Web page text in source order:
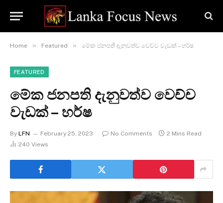
Home » Featured » මේක ජනපති දැනුවත්ව වෙච්ච වැඩක් – හර්ෂ
FEATURED
මේක ජනපති දැනුවත්ව වෙච්ච
වැඩක් – හර්ෂ
By LFN February 25, 2023 No Comments
2 Mins Read
240 Views